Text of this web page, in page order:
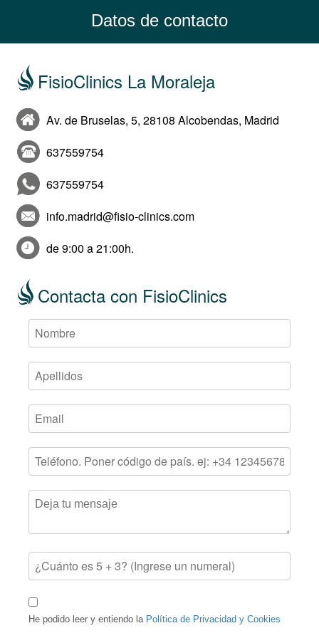
Datos de contacto
FisioClinics La Moraleja
Av. de Bruselas, 5, 28108 Alcobendas, Madrid
637559754
637559754
info.madrid@fisio-clinics.com
de 9:00 a 21:00h.
Contacta con FisioClinics
He podido leer y entiendo la Política de Privacidad y Cookies